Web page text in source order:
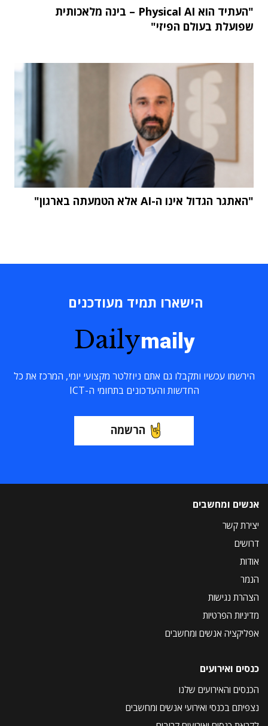
"העתיד הוא Physical AI – בינה מלאכותית
שפועלת בעולם הפיזי"
"האתגר הגדול אינו ה-AI אלא הטמעתה בארגון"
הישארו תמיד מעודכנים
Dailymaily
הירשמו עכשיו ותקבלו גם אתם ניוזלטר מקצועי יומי, המרכז את כל
החדשות והעדכונים בתחומי ה-ICT
הרשמה
אנשים ומחשבים
יצירת קשר
דרושים
אודות
הנמר
הצהרת נגישות
מדיניות הפרטיות
אפליקציה אנשים ומחשבים
כנסים ואירועים
הכנסים והאירועים שלנו
נצפיתם בכנסי ואירועי אנשים ומחשבים